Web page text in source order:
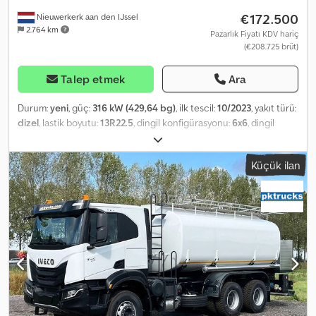
Nieuwerkerk aan den IJssel
2.764 km
€172.500
Pazarlık Fiyatı KDV hariç
(€208.725 brüt)
Talep etmek Ara
Durum:yeni, güç: 316 kW (429,64 bg), ilk tescil:10/2023, yakıt türü:
dizel, lastik boyutu:13R22.5, dingil konfigürasyonu:6x6, dingil
, yakıt deposu kapasitesi:
renk:beyaz, şoför kabini:gündüz kabini, vites türü:otomatik,
emisyon sınıfı:Euro 3, süspansiyon:çelik, yükleme alanı hacmi:20
m³, Üretim yılı:2023, Donanım:klima, = Ek Seçenekler ve
Aksesuarlar = - Yaprak yaylı süspansiyon - Güneşlik - Güç aktarma
organı (PTO) = Notlar = Yakıt tankı: 390 litre. Klima 20.000 litrelik
Ravasini yakıt tankı ile donatılmıştır. Üç bölme (6.800 l + 6.500 l +
6.800 l + genleşme hacmi) Üzerinde kapak bulunan 500 mm
çapında menfez, giriş ve havalandırma vanası ile birlikte ve
menfezden sıvı dökülmesi durumunda bir toplama havuzu içerir.
Uygun paslanmaz çelik bir kutu içinde yer alan ve arka tarafa
konumlandırılan pompa ünitesi. Pozitif deplasmanlı pompa, 500
Küçük ilan